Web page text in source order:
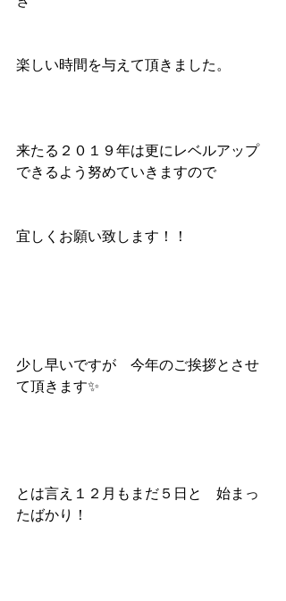
楽しい時間を与えて頂きました。
来たる２０１９年は更にレベルアップ
できるよう努めていきますので
宜しくお願い致します！！
少し早いですが　今年のご挨拶とさせ
て頂きます✨
とは言え１２月もまだ５日と　始まっ
たばかり！